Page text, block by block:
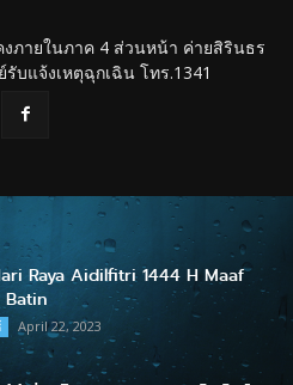
ภายในภาค 4 ส่วนหน้า ค่ายสิรินธร
บแจ้งเหตุฉุกเฉิน โทร.1341
Raya Aidilfitri 1444 H Maaf
Batin
April 22, 2023